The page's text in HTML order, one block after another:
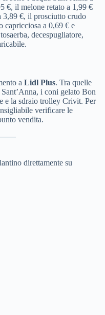
€, il melone retato a 1,99 €
3,89 €, il prosciutto crudo
capricciosa a 0,69 € e
decespugliatore,
a Lidl Plus. Tra quelle
i coni gelato Bon
e la sdraio trolley Crivit. Per
verificare le
vendita.
direttamente su